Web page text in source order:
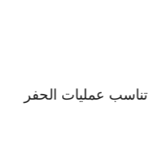
تناسب عمليات الحفر